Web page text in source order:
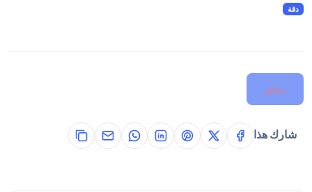
دقة
مغلق
شارك هذا